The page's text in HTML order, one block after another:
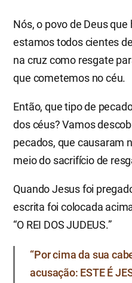
Nós, o povo de Deus
estamos todos cientes
na cruz como resgate
que cometemos no céu.
Então, que tipo de
dos céus? Vamos
pecados, que causaram
meio do sacrifício de
Quando Jesus foi
escrita foi colocada
“O REI DOS JUDEUS.”
“Por cima da sua
acusação: ESTE É